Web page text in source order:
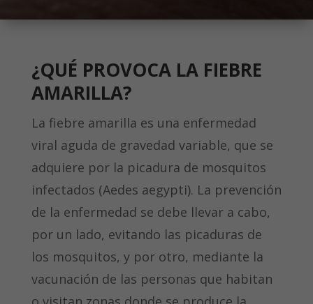
¿QUÉ PROVOCA LA FIEBRE
AMARILLA?
La fiebre amarilla es una enfermedad
viral aguda de gravedad variable, que se
adquiere por la picadura de mosquitos
infectados (Aedes aegypti). La prevención
de la enfermedad se debe llevar a cabo,
por un lado, evitando las picaduras de
los mosquitos, y por otro, mediante la
vacunación de las personas que habitan